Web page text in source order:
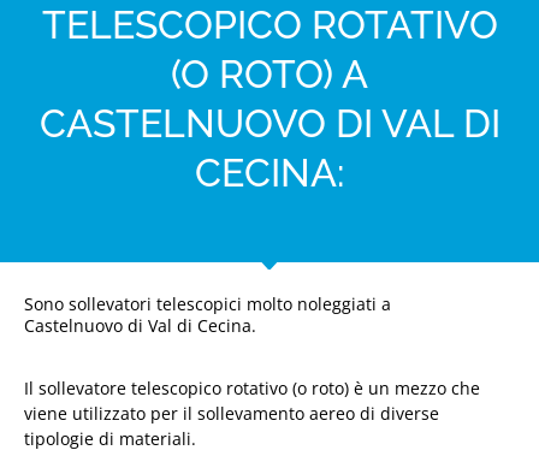
TELESCOPICO ROTATIVO
(O ROTO) A
CASTELNUOVO DI VAL DI
CECINA:
Sono sollevatori telescopici molto noleggiati a
Castelnuovo di Val di Cecina.
Il sollevatore telescopico rotativo (o roto) è un mezzo che
viene utilizzato per il sollevamento aereo di diverse
tipologie di materiali.